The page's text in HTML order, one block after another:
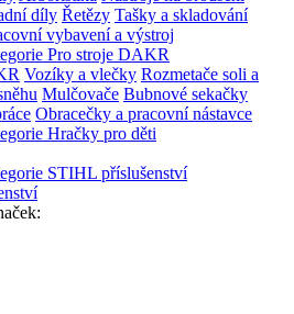
díly Řetězy Tašky a skladování
vybavení a výstroj
Vozíky a vlečky Rozmetače soli a
Mulčovače Bubnové sekačky
Obracečky a pracovní nástavce